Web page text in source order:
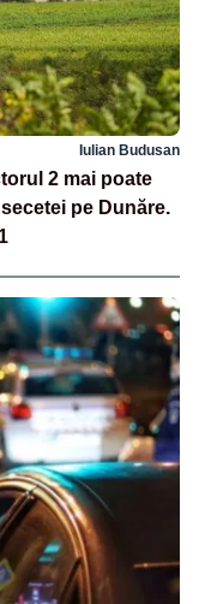
Iulian Budusan
2 mai poate
pe Dunăre.